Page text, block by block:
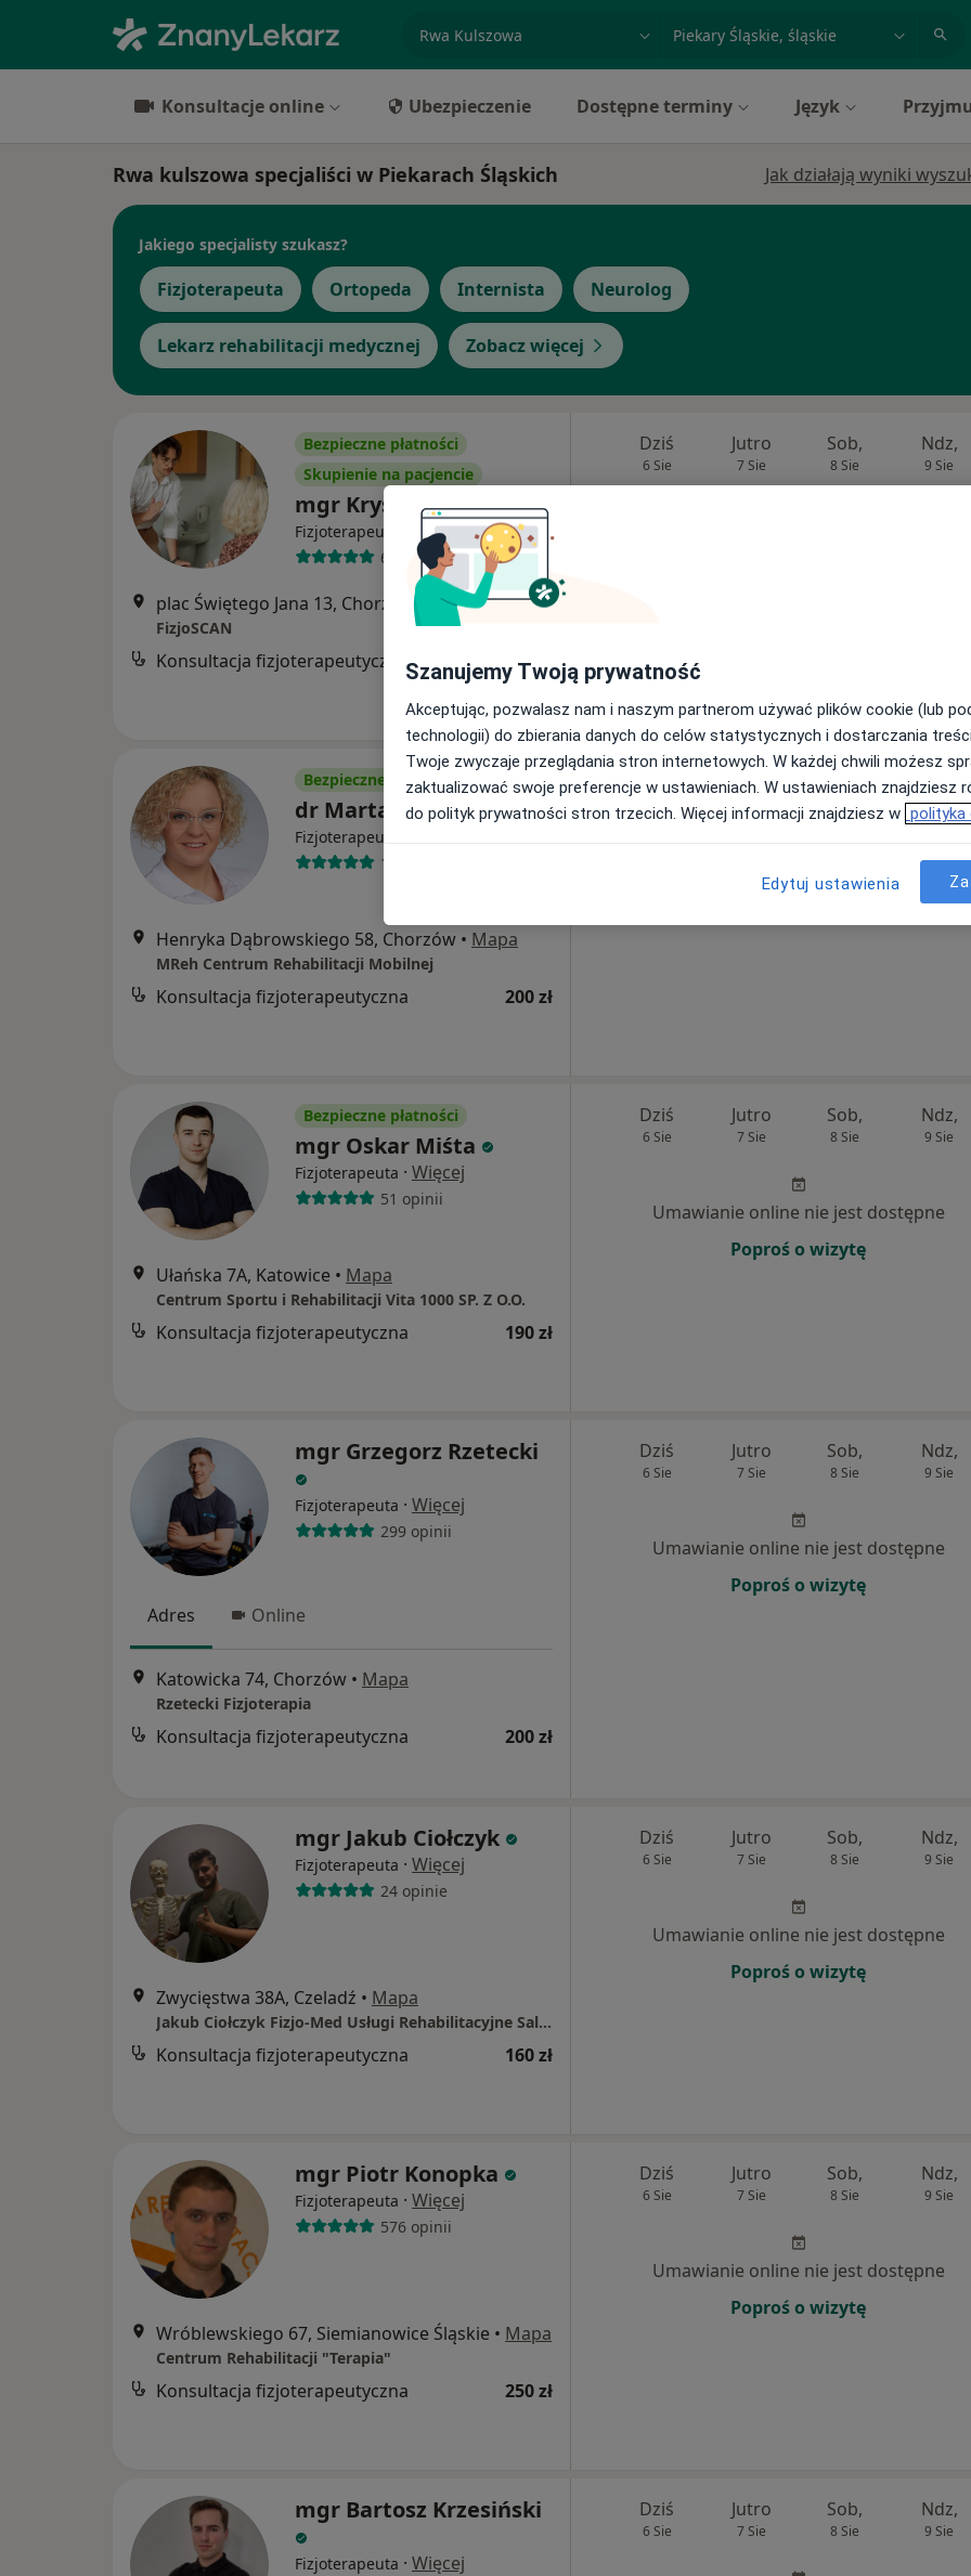
miasto lub dzielnica
Konsultacje online Ubezpieczenie Dostępne terminy Język
Rwa kulszowa specjaliści w Piekarach Śląskich Jak działają wyniki
Jakiego specjalisty szukasz?
Fizjoterapeuta Ortopeda Internista Neurolog
Lekarz rehabilitacji medycznej Zobacz więcej
Bezpieczne płatności
Skupienie na pacjencie
mgr Krystian Ritter
Fizjoterapeuta Więcej
64 opinie
plac Świętego Jana 13, Chorzów Mapa
FizjoSCAN
Konsultacja fizjoterapeutyczna 180 zł
Dziś
6 Sie
Jutro
7 Sie
Sob,
8 Sie
Ndz,
9 Sie
Bezpieczne płatności
dr Marta Motow-Czyż
Fizjoterapeuta
190 opinii
Henryka Dąbrowskiego 58, Chorzów • Mapa
MReh Centrum Rehabilitacji Mobilnej
Konsultacja fizjoterapeutyczna 200 zł
Dziś Jutro Sob, Ndz,
9 Sie
Umawianie online nie jest dostępne
Bezpieczne płatności
mgr Oskar Miśta
Fizjoterapeuta · Więcej
51 opinii
Ułańska 7A, Katowice • Mapa
Centrum Sportu i Rehabilitacji Vita 1000 SP. Z O.O.
Konsultacja fizjoterapeutyczna 190 zł
Dziś
6 Sie
Jutro
7 Sie
Sob,
8 Sie
Ndz,
9 Sie
Umawianie online nie jest dostępne
Poproś o wizytę
mgr Grzegorz Rzetecki
Fizjoterapeuta · Więcej
299 opinii
Adres Online
Katowicka 74, Chorzów • Mapa
Rzetecki Fizjoterapia
Konsultacja fizjoterapeutyczna 200 zł
Dziś
6 Sie
Jutro
7 Sie
Sob,
8 Sie
Ndz,
9 Sie
Umawianie online nie jest dostępne
Poproś o wizytę
mgr Jakub Ciołczyk
Fizjoterapeuta · Więcej
24 opinie
Zwycięstwa 38A, Czeladź • Mapa
Jakub Ciołczyk Fizjo-Med Usługi Rehabilitacyjne Salon Medyczny
Konsultacja fizjoterapeutyczna 160 zł
Dziś
6 Sie
Jutro
7 Sie
Sob,
8 Sie
Ndz,
9 Sie
Umawianie online nie jest dostępne
Poproś o wizytę
mgr Piotr Konopka
Fizjoterapeuta · Więcej
576 opinii
Wróblewskiego 67, Siemianowice Śląskie • Mapa
Centrum Rehabilitacji "Terapia"
Konsultacja fizjoterapeutyczna 250 zł
Dziś
6 Sie
Jutro
7 Sie
Sob,
8 Sie
Ndz,
9 Sie
Umawianie online nie jest dostępne
Poproś o wizytę
mgr Bartosz Krzesiński
Fizjoterapeuta · Więcej
Dziś
6 Sie
Jutro
7 Sie
Sob,
8 Sie
Ndz,
9 Sie
Szanujemy Twoją prywatność
Akceptując, pozwalasz nam i naszym partnerom używać plików cookie (lub
technologii) do zbierania danych do celów statystycznych i dostarczania
Twoje zwyczaje przeglądania stron internetowych. W każdej chwili możesz
zaktualizować swoje preferencje w ustawieniach. W ustawieniach znajdziesz
do polityk prywatności stron trzecich. Więcej informacji znajdziesz w polityka
Edytuj ustawienia